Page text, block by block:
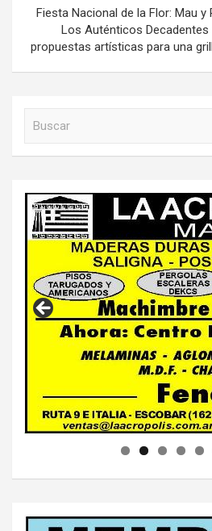
Fiesta Nacional de la Flor: Mau y
Los Auténticos Decadentes
propuestas artísticas para una
r